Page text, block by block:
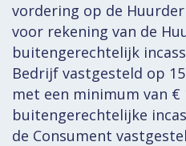
vordering op de
voor rekening van de
buitengerechtelijk
Bedrijf vastgesteld op
met een minimum van €
buitengerechtelijke
de Consument